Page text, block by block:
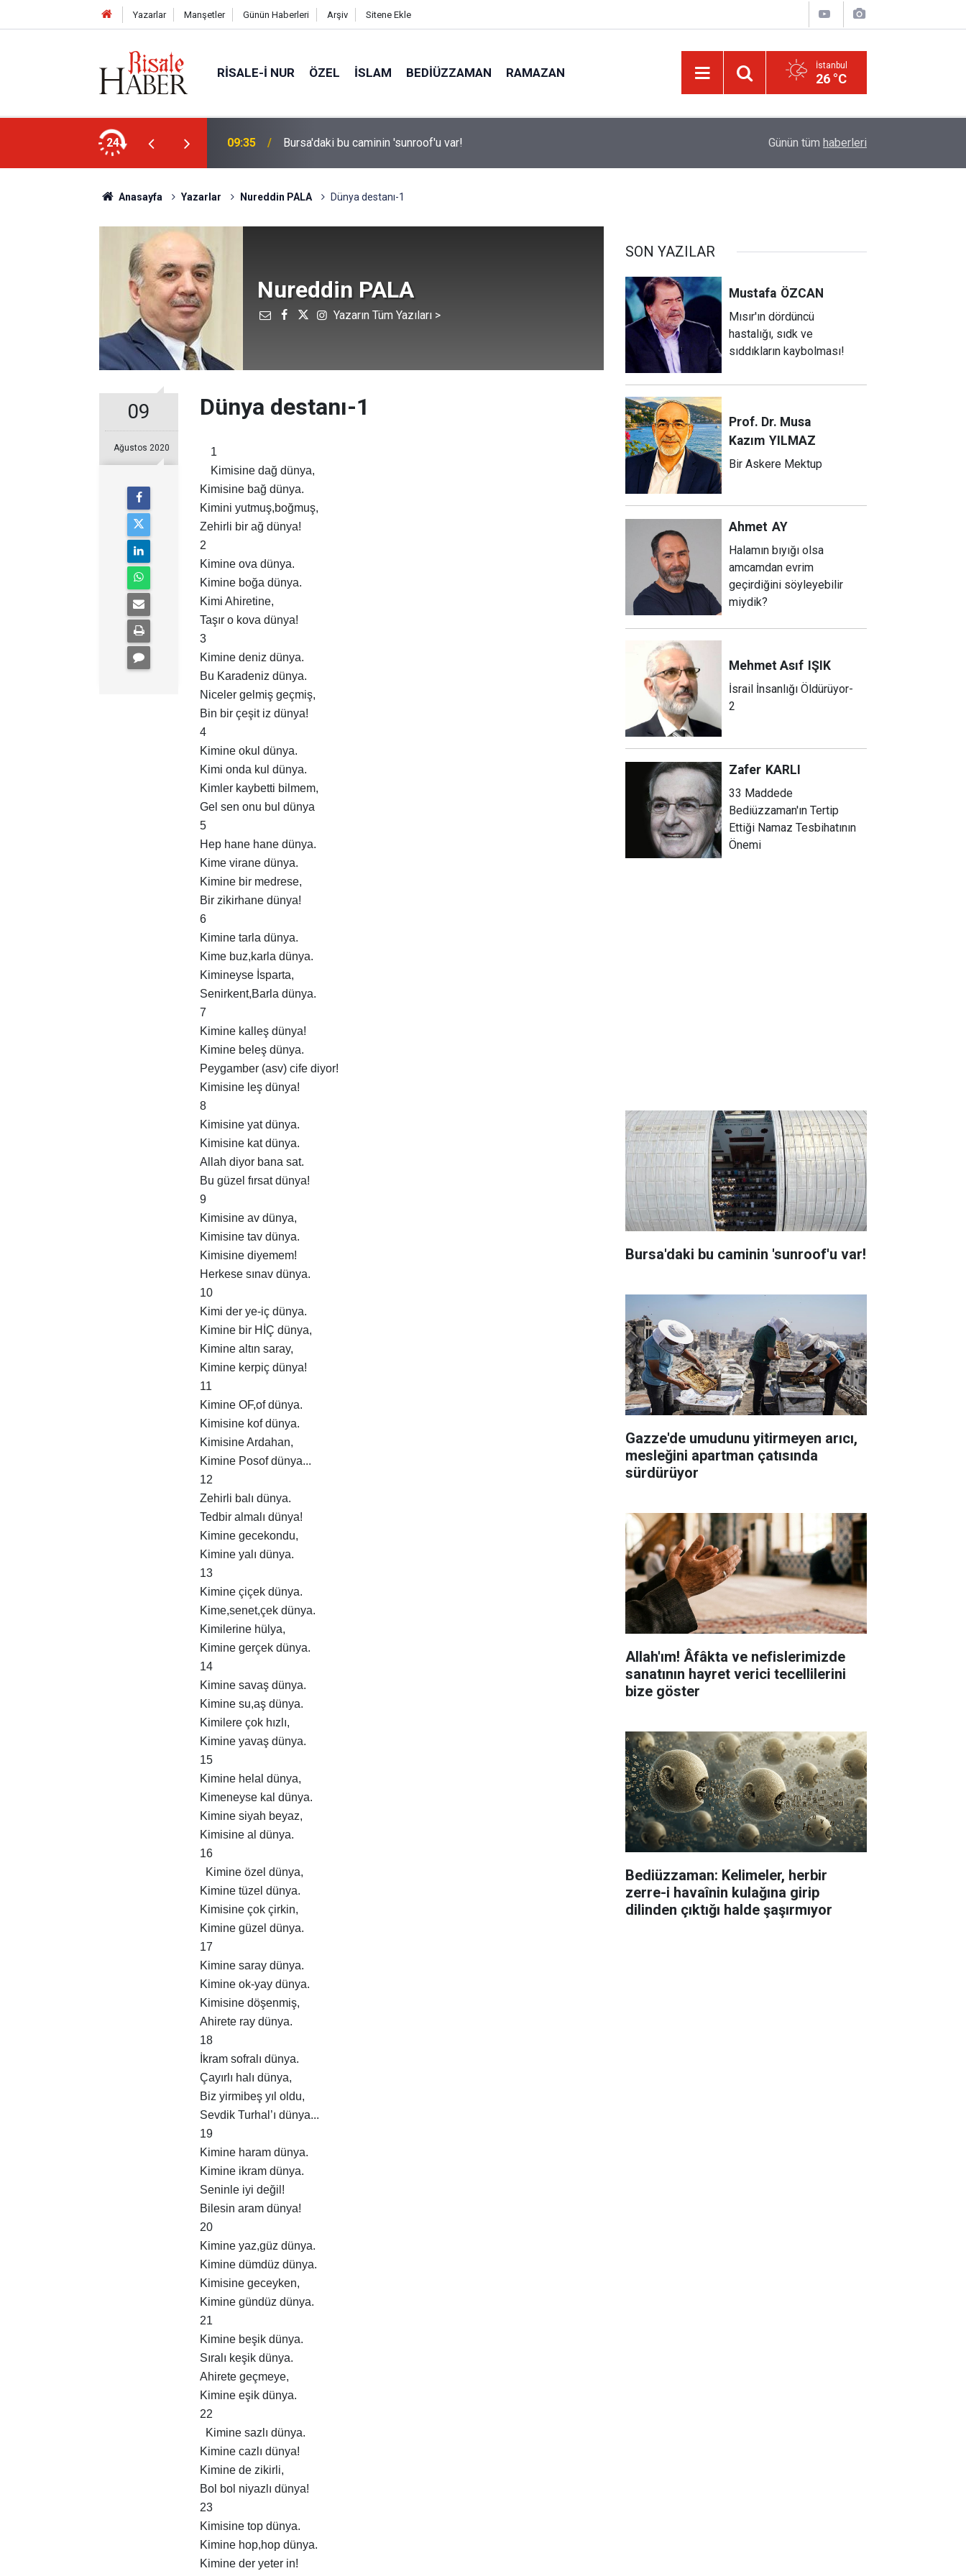
Yazarlar Manşetler Günün Haberleri Arşiv Sitene Ekle
RISALE-I NUR ÖZEL İSLAM BEDIÜZZAMAN RAMAZAN İstanbul
26 °C
24 09:15 Gazze'de umudunu yitirmeyen arıcı, mesleğini apartman çatısında sürdürüyor Günün tüm haberleri
Anasayfa Yazarlar Nureddin PALA Dünya destanı-1
Nureddin PALA
Yazarın Tüm Yazıları >
09
Ağustos 2020
Dünya destanı-1
1
Kimisine dağ dünya,
Kimisine bağ dünya.
Kimini yutmuş,boğmuş,
Zehirli bir ağ dünya!
2
Kimine ova dünya.
Kimine boğa dünya.
Kimi Ahiretine,
Taşır o kova dünya!
3
Kimine deniz dünya.
Bu Karadeniz dünya.
Niceler gelmiş geçmiş,
Bin bir çeşit iz dünya!
4
Kimine okul dünya.
Kimi onda kul dünya.
Kimler kaybetti bilmem,
Gel sen onu bul dünya
5
Hep hane hane dünya.
Kime virane dünya.
Kimine bir medrese,
Bir zikirhane dünya!
6
Kimine tarla dünya.
Kime buz,karla dünya.
Kimineyse İsparta,
Senirkent,Barla dünya.
7
Kimine kalleş dünya!
Kimine beleş dünya.
Peygamber (asv) cife diyor!
Kimisine leş dünya!
8
Kimisine yat dünya.
Kimisine kat dünya.
Allah diyor bana sat.
Bu güzel fırsat dünya!
9
Kimisine av dünya,
Kimisine tav dünya.
Kimisine diyemem!
Herkese sınav dünya.
10
Kimi der ye-iç dünya.
Kimine bir HİÇ dünya,
Kimine altın saray,
Kimine kerpiç dünya!
11
Kimine OF,of dünya.
Kimisine kof dünya.
Kimisine Ardahan,
Kimine Posof dünya...
12
Zehirli balı dünya.
Tedbir almalı dünya!
Kimine gecekondu,
Kimine yalı dünya.
13
Kimine çiçek dünya.
Kime,senet,çek dünya.
Kimilerine hülya,
Kimine gerçek dünya.
14
Kimine savaş dünya.
Kimine su,aş dünya.
Kimilere çok hızlı,
Kimine yavaş dünya.
15
Kimine helal dünya,
Kimeneyse kal dünya.
Kimine siyah beyaz,
Kimisine al dünya.
16
Kimine özel dünya,
Kimine tüzel dünya.
Kimisine çok çirkin,
Kimine güzel dünya.
17
Kimine saray dünya.
Kimine ok-yay dünya.
Kimisine döşenmiş,
Ahirete ray dünya.
18
İkram sofralı dünya.
Çayırlı halı dünya,
Biz yirmibeş yıl oldu,
Sevdik Turhal’ı dünya...
19
Kimine haram dünya.
Kimine ikram dünya.
Seninle iyi değil!
Bilesin aram dünya!
20
Kimine yaz,güz dünya.
Kimine dümdüz dünya.
Kimisine geceyken,
Kimine gündüz dünya.
21
Kimine beşik dünya.
Sıralı keşik dünya.
Ahirete geçmeye,
Kimine eşik dünya.
22
Kimine sazlı dünya.
Kimine cazlı dünya!
Kimine de zikirli,
Bol bol niyazlı dünya!
23
Kimisine top dünya.
Kimine hop,hop dünya.
Kimine der yeter in!
SON YAZILAR
Mustafa ÖZCAN
Mısır'ın dördüncü
hastalığı, sıdk ve
sıddıkların kaybolması!
Prof. Dr. Musa
Kazım YILMAZ
Bir Askere Mektup
Ahmet AY
Halamın bıyığı olsa
amcamdan evrim
geçirdiğini söyleyebilir
miydik?
Mehmet Asıf IŞIK
İsrail İnsanlığı Öldürüyor-
2
Zafer KARLI
33 Maddede
Bediüzzaman'ın Tertip
Ettiği Namaz Tesbihatının
Önemi
Bursa'daki bu caminin 'sunroof'u var!
Gazze'de umudunu yitirmeyen arıcı,
mesleğini apartman çatısında
sürdürüyor
Allah'ım! Âfâkta ve nefislerimizde
sanatının hayret verici tecellilerini
bize göster
Bediüzzaman: Kelimeler, herbir
zerre-i havaînin kulağına girip
dilinden çıktığı halde şaşırmıyor